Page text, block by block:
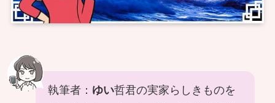
執筆者： ゆい哲君の実家らしきものを